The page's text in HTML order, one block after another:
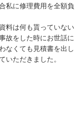
私に修理費用を全額負
料は何も貰っていない
故をした時にお世話に
なくても見積書を出し
いただきました。